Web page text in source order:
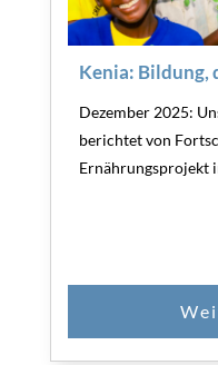
Kenia: Bildung,
Dezember 2025:
berichtet von
Ernährungsprojekt